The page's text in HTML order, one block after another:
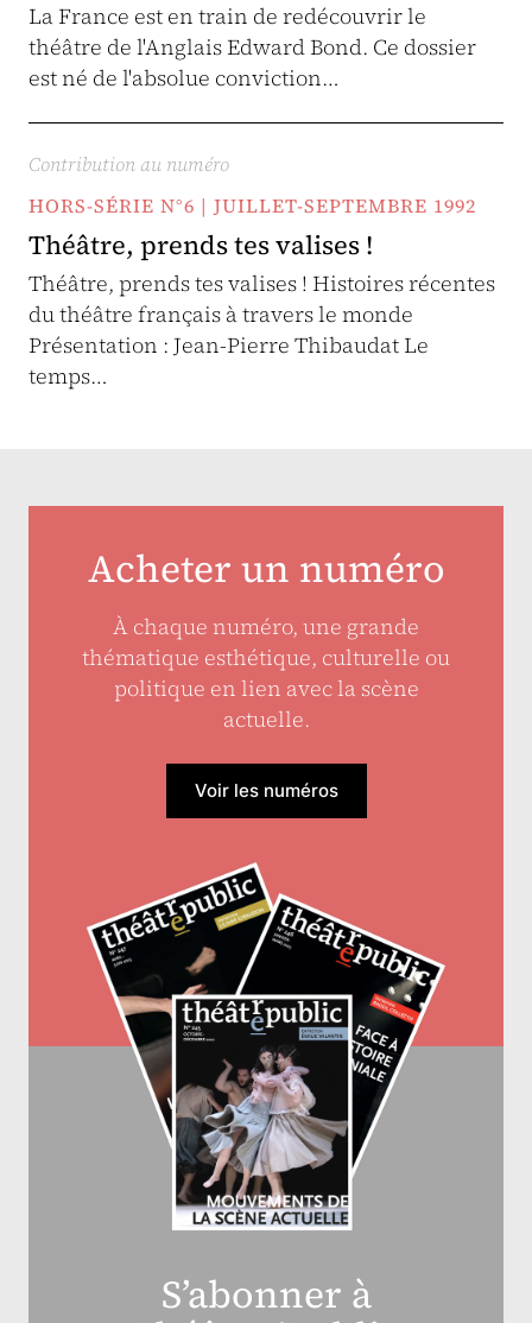
La France est en train de redécouvrir le
théâtre de l'Anglais Edward Bond. Ce dossier
est né de l'absolue conviction…
Contribution au numéro
HORS-SÉRIE N°6 | JUILLET-SEPTEMBRE 1992
Théâtre, prends tes valises !
Théâtre, prends tes valises ! Histoires récentes
du théâtre français à travers le monde
Présentation : Jean-Pierre Thibaudat Le
temps…
Acheter un numéro
À chaque numéro, une grande
thématique esthétique, culturelle ou
politique en lien avec la scène
actuelle.
Voir les numéros
S’abonner à